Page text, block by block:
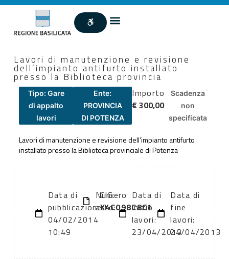
Lavori di manutenzione e revisione
dell’impianto antifurto installato
presso la Biblioteca provincia
Tipo: Gare
di appalto
lavori
Ente:
PROVINCIA
DI POTENZA
Importo
€ 300,00
Scadenza
non
specificata
Lavori di manutenzione e revisione dell’impianto antifurto
installato presso la Biblioteca provinciale di Potenza
Data di
pubblicazione:
04/02/2014
10:49
Numero
atto:
CIG:
X4C098C8C1
Data di
inizio
lavori:
23/04/2013
Data di
fine
lavori:
24/04/2013